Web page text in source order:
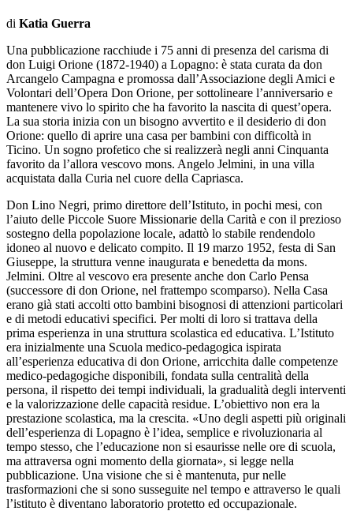
di Katia Guerra
Una pubblicazione racchiude i 75 anni di presenza del carisma di
don Luigi Orione (1872-1940) a Lopagno: è stata curata da don
Arcangelo Campagna e promossa dall’Associazione degli Amici e
Volontari dell’Opera Don Orione, per sottolineare l’anniversario e
mantenere vivo lo spirito che ha favorito la nascita di quest’opera.
La sua storia inizia con un bisogno avvertito e il desiderio di don
Orione: quello di aprire una casa per bambini con difficoltà in
Ticino. Un sogno profetico che si realizzerà negli anni Cinquanta
favorito da l’allora vescovo mons. Angelo Jelmini, in una villa
acquistata dalla Curia nel cuore della Capriasca.
Don Lino Negri, primo direttore dell’Istituto, in pochi mesi, con
l’aiuto delle Piccole Suore Missionarie della Carità e con il prezioso
sostegno della popolazione locale, adattò lo stabile rendendolo
idoneo al nuovo e delicato compito. Il 19 marzo 1952, festa di San
Giuseppe, la struttura venne inaugurata e benedetta da mons.
Jelmini. Oltre al vescovo era presente anche don Carlo Pensa
(successore di don Orione, nel frattempo scomparso). Nella Casa
erano già stati accolti otto bambini bisognosi di attenzioni particolari
e di metodi educativi specifici. Per molti di loro si trattava della
prima esperienza in una struttura scolastica ed educativa. L’Istituto
era inizialmente una Scuola medico-pedagogica ispirata
all’esperienza educativa di don Orione, arricchita dalle competenze
medico-pedagogiche disponibili, fondata sulla centralità della
persona, il rispetto dei tempi individuali, la gradualità degli interventi
e la valorizzazione delle capacità residue. L’obiettivo non era la
prestazione scolastica, ma la crescita. «Uno degli aspetti più originali
dell’esperienza di Lopagno è l’idea, semplice e rivoluzionaria al
tempo stesso, che l’educazione non si esaurisse nelle ore di scuola,
ma attraversa ogni momento della giornata», si legge nella
pubblicazione. Una visione che si è mantenuta, pur nelle
trasformazioni che si sono susseguite nel tempo e attraverso le quali
l’istituto è diventano laboratorio protetto ed occupazionale.